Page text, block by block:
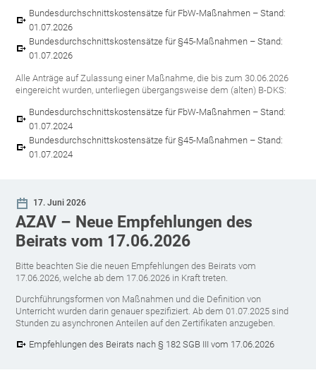
Bundesdurchschnittskostensätze für FbW-Maßnahmen – Stand:
01.07.2026
Bundesdurchschnittskostensätze für §45-Maßnahmen – Stand:
01.07.2026
Alle Anträge auf Zulassung einer Maßnahme, die bis zum 30.06.2026
eingereicht wurden, unterliegen übergangsweise dem (alten) B-DKS:
Bundesdurchschnittskostensätze für FbW-Maßnahmen – Stand:
01.07.2024
Bundesdurchschnittskostensätze für §45-Maßnahmen – Stand:
01.07.2024
17. Juni 2026
AZAV – Neue Empfehlungen des
Beirats vom 17.06.2026
Bitte beachten Sie die neuen Empfehlungen des Beirats vom
17.06.2026, welche ab dem 17.06.2026 in Kraft treten.
Durchführungsformen von Maßnahmen und die Definition von
Unterricht wurden darin genauer spezifiziert. Ab dem 01.07.2025 sind
Stunden zu asynchronen Anteilen auf den Zertifikaten anzugeben.
Empfehlungen des Beirats nach § 182 SGB III vom 17.06.2026